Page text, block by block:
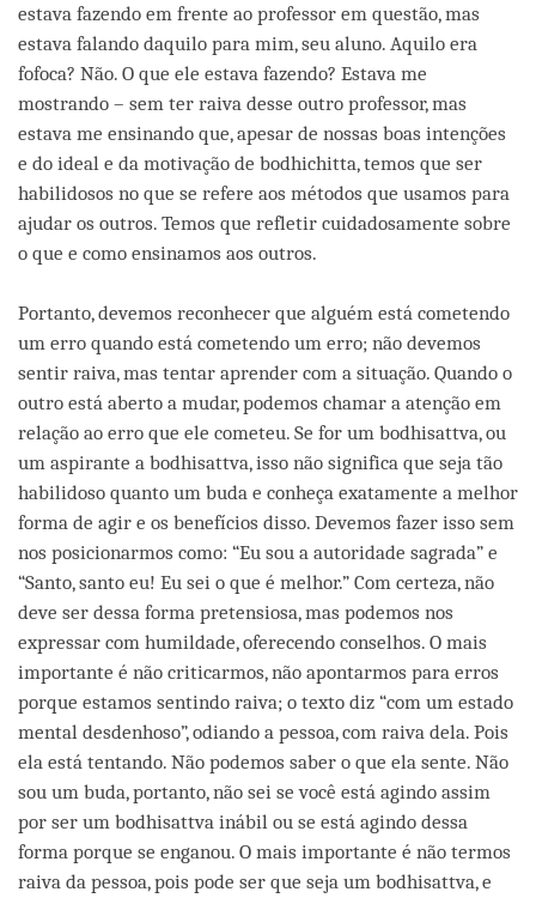
estava fazendo em frente ao professor em questão, mas
estava falando daquilo para mim, seu aluno. Aquilo era
fofoca? Não. O que ele estava fazendo? Estava me
mostrando – sem ter raiva desse outro professor, mas
estava me ensinando que, apesar de nossas boas intenções
e do ideal e da motivação de bodhichitta, temos que ser
habilidosos no que se refere aos métodos que usamos para
ajudar os outros. Temos que refletir cuidadosamente sobre
o que e como ensinamos aos outros.
Portanto, devemos reconhecer que alguém está cometendo
um erro quando está cometendo um erro; não devemos
sentir raiva, mas tentar aprender com a situação. Quando o
outro está aberto a mudar, podemos chamar a atenção em
relação ao erro que ele cometeu. Se for um bodhisattva, ou
um aspirante a bodhisattva, isso não significa que seja tão
habilidoso quanto um buda e conheça exatamente a melhor
forma de agir e os benefícios disso. Devemos fazer isso sem
nos posicionarmos como: “Eu sou a autoridade sagrada” e
“Santo, santo eu! Eu sei o que é melhor.” Com certeza, não
deve ser dessa forma pretensiosa, mas podemos nos
expressar com humildade, oferecendo conselhos. O mais
importante é não criticarmos, não apontarmos para erros
porque estamos sentindo raiva; o texto diz “com um estado
mental desdenhoso”, odiando a pessoa, com raiva dela. Pois
ela está tentando. Não podemos saber o que ela sente. Não
sou um buda, portanto, não sei se você está agindo assim
por ser um bodhisattva inábil ou se está agindo dessa
forma porque se enganou. O mais importante é não termos
raiva da pessoa, pois pode ser que seja um bodhisattva, e